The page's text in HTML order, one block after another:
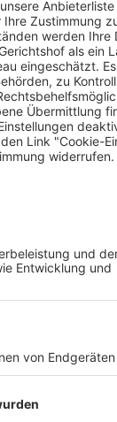
Donnerstag
aus
bei der